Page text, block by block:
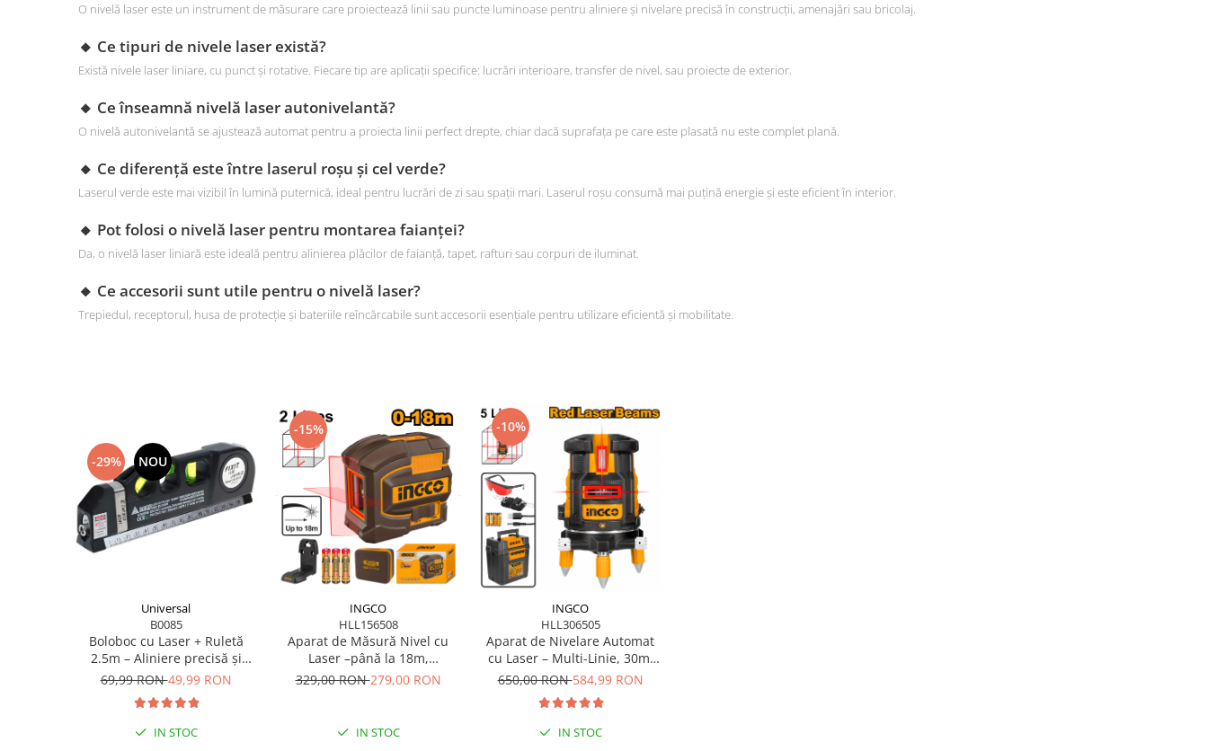
O nivelă laser este un instrument de măsurare care proiectează linii sau puncte luminoase pentru aliniere și nivelare precisă în construcții, amenajări sau bricolaj.
🔸 Ce tipuri de nivele laser există?
Există nivele laser liniare, cu punct și rotative. Fiecare tip are aplicații specifice: lucrări interioare, transfer de nivel, sau proiecte de exterior.
🔸 Ce înseamnă nivelă laser autonivelantă?
O nivelă autonivelantă se ajustează automat pentru a proiecta linii perfect drepte, chiar dacă suprafața pe care este plasată nu este complet plană.
🔸 Ce diferență este între laserul roșu și cel verde?
Laserul verde este mai vizibil în lumină puternică, ideal pentru lucrări de zi sau spații mari. Laserul roșu consumă mai puțină energie și este eficient în interior.
🔸 Pot folosi o nivelă laser pentru montarea faianței?
Da, o nivelă laser liniară este ideală pentru alinierea plăcilor de faianță, tapet, rafturi sau corpuri de iluminat.
🔸 Ce accesorii sunt utile pentru o nivelă laser?
Trepiedul, receptorul, husa de protecție și bateriile reîncărcabile sunt accesorii esențiale pentru utilizare eficientă și mobilitate.
-29% NOU
Universal
B0085
Boloboc cu Laser + Ruletă
2.5m – Aliniere precisă și
măsurători rapide
69,99 RON49,99 RON
IN STOC
-15%
INGCO
HLL156508
Aparat de Măsură Nivel cu
Laser –până la 18m,
Autonivelare, Funcții
329,00 RON279,00 RON
IN STOC
-10%
INGCO
HLL306505
Aparat de Nivelare Automat
cu Laser – Multi-Linie, 30m,
Precizie ±1mm + Accesorii
650,00 RON584,99 RON
IN STOC